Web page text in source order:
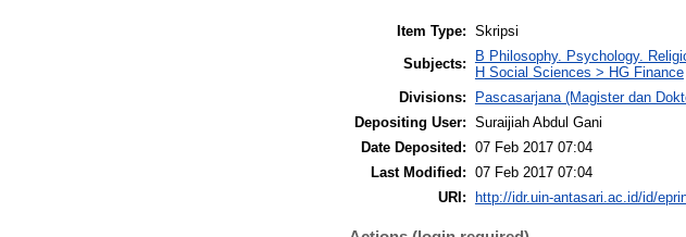
Item Type: Skripsi
Subjects:
B Philosophy. Psychology.
H Social Sciences > HG Finance
Divisions:
Pascasarjana (Magister dan
Depositing User: Suraijiah Abdul Gani
Date Deposited: 07 Feb 2017 07:04
Last Modified: 07 Feb 2017 07:04
URI: http://idr.uin-antasari.ac.id/id/